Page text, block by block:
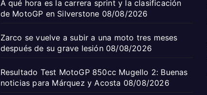
A qué hora es la carrera sprint y la clasificación
de MotoGP en Silverstone 08/08/2026
Zarco se vuelve a subir a una moto tres meses
después de su grave lesión 08/08/2026
Resultado Test MotoGP 850cc Mugello 2: Buenas
noticias para Márquez y Acosta 08/08/2026